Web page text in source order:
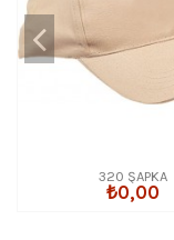
320 ŞAPKA
₺0,00